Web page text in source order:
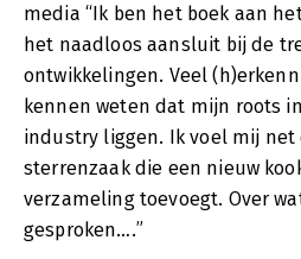
media “Ik ben het boek aan
het naadloos aansluit bij de
ontwikkelingen. Veel
kennen weten dat mijn roots
industry liggen. Ik voel mij net
sterrenzaak die een nieuw
verzameling toevoegt. Over
gesproken….”